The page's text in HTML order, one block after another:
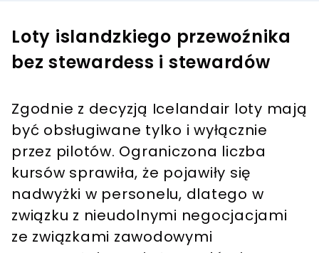
Loty islandzkiego przewoźnika
bez stewardess i stewardów
Zgodnie z decyzją Icelandair loty mają
być obsługiwane tylko i wyłącznie
przez pilotów. Ograniczona liczba
kursów sprawiła, że pojawiły się
nadwyżki w personelu, dlatego w
związku z nieudolnymi negocjacjami
ze związkami zawodowymi